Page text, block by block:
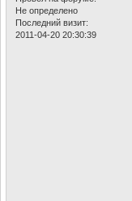
Не определено
Последний визит:
2011-04-20 20:30:39